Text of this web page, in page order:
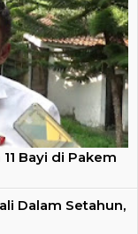
Bayi di Pakem
Dalam Setahun,